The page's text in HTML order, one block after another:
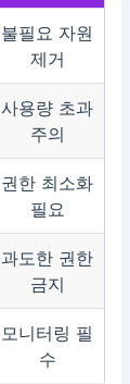
불필요 자원
제거
사용량 초과
주의
권한 최소화
필요
과도한 권한
금지
모니터링 필
수